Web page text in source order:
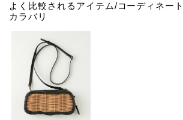
よく比較されるアイテム/コーディネー
カラバリ